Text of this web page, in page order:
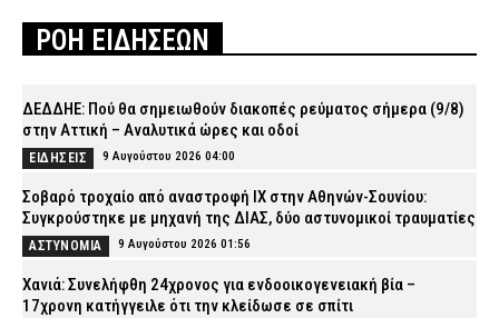
ΡΟΗ ΕΙΔΗΣΕΩΝ
ΔΕΔΔΗΕ: Πού θα σημειωθούν διακοπές ρεύματος σήμερα (9/8)
στην Αττική – Αναλυτικά ώρες και οδοί
ΕΙΔΗΣΕΙΣ 9 Αυγούστου 2026 04:00
Σοβαρό τροχαίο από αναστροφή ΙΧ στην Αθηνών-Σουνίου:
Συγκρούστηκε με μηχανή της ΔΙΑΣ, δύο αστυνομικοί τραυματίες
ΑΣΤΥΝΟΜΙΑ 9 Αυγούστου 2026 01:56
Χανιά: Συνελήφθη 24χρονος για ενδοοικογενειακή βία –
17χρονη κατήγγειλε ότι την κλείδωσε σε σπίτι